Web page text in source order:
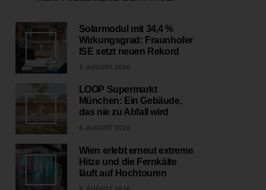
1
Solarmodul mit 34,4 %
Wirkungsgrad: Fraunhofer
ISE setzt neuen Rekord
7. AUGUST 2026
2
LOOP Supermarkt
München: Ein Gebäude,
das nie zu Abfall wird
6. AUGUST 2026
3
Wien erlebt erneut extreme
Hitze und die Fernkälte
läuft auf Hochtouren